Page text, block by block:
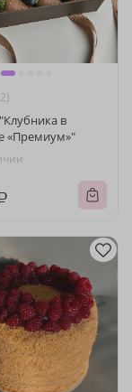
в
«Премиум»"